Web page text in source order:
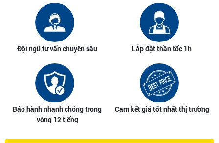
Đội ngũ tư vấn chuyên sâu Lắp đặt thần tốc 1h
Bảo hành nhanh chóng trong
vòng 12 tiếng
Cam kết giá tốt nhất thị trường